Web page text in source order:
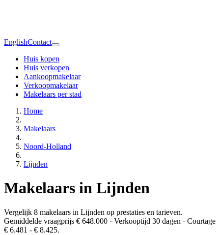
EnglishContact
Huis kopen
Huis verkopen
Aankoopmakelaar
Verkoopmakelaar
Makelaars per stad
Home
Makelaars
Noord-Holland
Lijnden
Makelaars in Lijnden
Vergelijk 8 makelaars in Lijnden op prestaties en tarieven.
Gemiddelde vraagprijs € 648.000 · Verkooptijd 30 dagen · Courtage
€ 6.481 - € 8.425.